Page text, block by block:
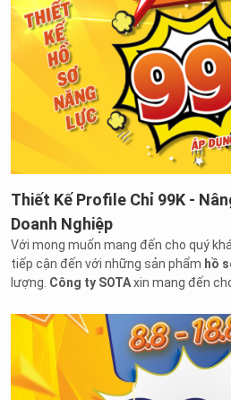
Thiết Kế Profile Chỉ 99K -
Doanh Nghiệp
Với mong muốn mang đến cho quý
tiếp cận đến với những sản phẩm hồ
lượng. Công ty SOTAxin mang đến